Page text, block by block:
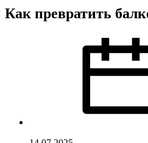
Как превратить